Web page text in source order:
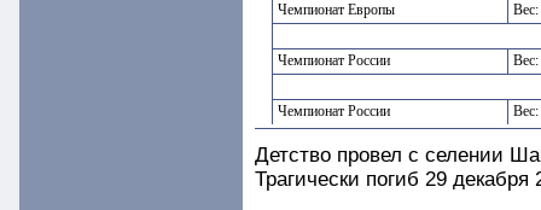
Чемпионат Европы
Чемпионат России
Чемпионат России
Детство провел с селении
Трагически погиб 29 декабря